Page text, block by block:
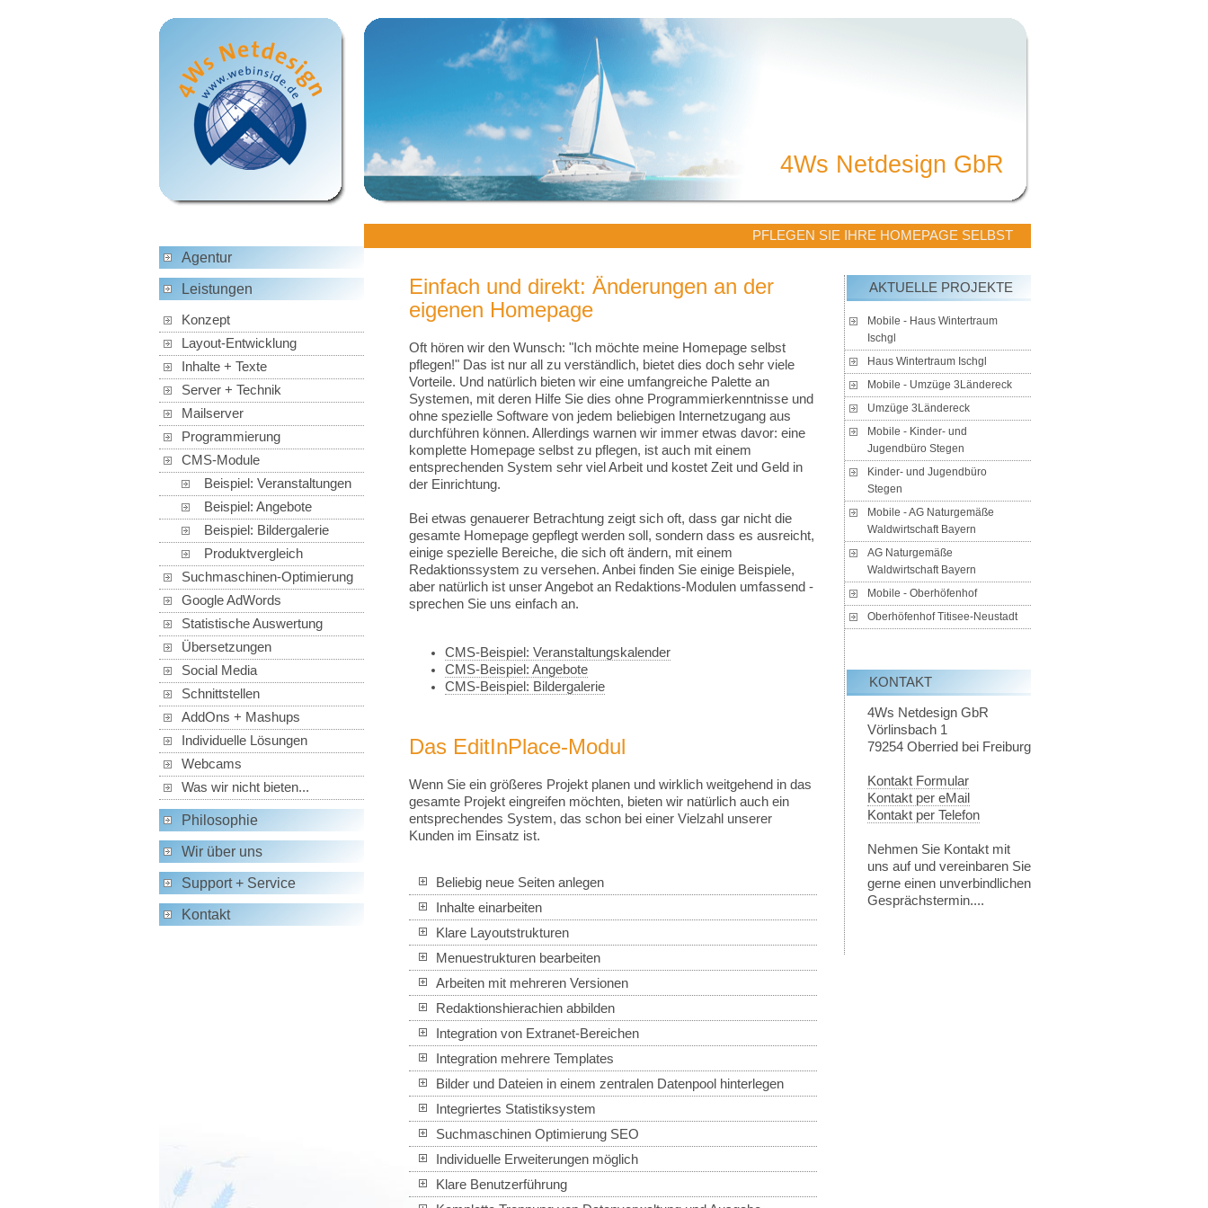
4Ws Netdesign GbR
Agentur
Leistungen
Konzept
Layout-Entwicklung
Inhalte + Texte
Server + Technik
Mailserver
Programmierung
CMS-Module
Beispiel: Veranstaltungen
Beispiel: Angebote
Beispiel: Bildergalerie
Produktvergleich
Suchmaschinen-Optimierung
Google AdWords
Statistische Auswertung
Übersetzungen
Social Media
Schnittstellen
AddOns + Mashups
Individuelle Lösungen
Webcams
Was wir nicht bieten...
Philosophie
Wir über uns
Support + Service
Kontakt
PFLEGEN SIE IHRE HOMEPAGE SELBST
Einfach und direkt: Änderungen an der
eigenen Homepage
Oft hören wir den Wunsch: "Ich möchte meine Homepage selbst
pflegen!" Das ist nur all zu verständlich, bietet dies doch sehr viele
Vorteile. Und natürlich bieten wir eine umfangreiche Palette an
Systemen, mit deren Hilfe Sie dies ohne Programmierkenntnisse und
ohne spezielle Software von jedem beliebigen Internetzugang aus
durchführen können. Allerdings warnen wir immer etwas davor: eine
komplette Homepage selbst zu pflegen, ist auch mit einem
entsprechenden System sehr viel Arbeit und kostet Zeit und Geld in
der Einrichtung.
Bei etwas genauerer Betrachtung zeigt sich oft, dass gar nicht die
gesamte Homepage gepflegt werden soll, sondern dass es ausreicht,
einige spezielle Bereiche, die sich oft ändern, mit einem
Redaktionssystem zu versehen. Anbei finden Sie einige Beispiele,
aber natürlich ist unser Angebot an Redaktions-Modulen umfassend -
sprechen Sie uns einfach an.
CMS-Beispiel: Veranstaltungskalender
CMS-Beispiel: Angebote
CMS-Beispiel: Bildergalerie
Das EditInPlace-Modul
Wenn Sie ein größeres Projekt planen und wirklich weitgehend in das
gesamte Projekt eingreifen möchten, bieten wir natürlich auch ein
entsprechendes System, das schon bei einer Vielzahl unserer
Kunden im Einsatz ist.
Beliebig neue Seiten anlegen
Inhalte einarbeiten
Klare Layoutstrukturen
Menuestrukturen bearbeiten
Arbeiten mit mehreren Versionen
Redaktionshierachien abbilden
Integration von Extranet-Bereichen
Integration mehrere Templates
Bilder und Dateien in einem zentralen Datenpool hinterlegen
Integriertes Statistiksystem
Suchmaschinen Optimierung SEO
Individuelle Erweiterungen möglich
Klare Benutzerführung
AKTUELLE PROJEKTE
Mobile - Haus Wintertraum
Ischgl
Haus Wintertraum Ischgl
Mobile - Umzüge 3Ländereck
Umzüge 3Ländereck
Mobile - Kinder- und
Jugendbüro Stegen
Kinder- und Jugendbüro
Stegen
Mobile - AG Naturgemäße
Waldwirtschaft Bayern
AG Naturgemäße
Waldwirtschaft Bayern
Mobile - Oberhöfenhof
Oberhöfenhof Titisee-Neustadt
KONTAKT
4Ws Netdesign GbR
Vörlinsbach 1
79254 Oberried bei Freiburg
Kontakt Formular
Kontakt per eMail
Kontakt per Telefon
Nehmen Sie Kontakt mit
uns auf und vereinbaren Sie
gerne einen unverbindlichen
Gesprächstermin....